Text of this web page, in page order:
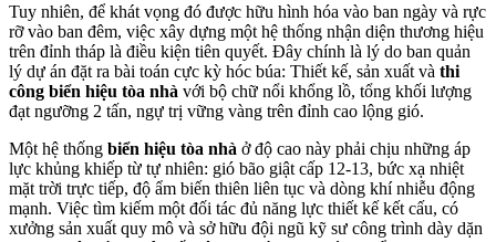
Tuy nhiên, để khát vọng đó được hữu hình hóa vào ban ngày và rực
rỡ vào ban đêm, việc xây dựng một hệ thống nhận diện thương hiệu
trên đỉnh tháp là điều kiện tiên quyết. Đây chính là lý do ban quản
lý dự án đặt ra bài toán cực kỳ hóc búa: Thiết kế, sản xuất và thi
công biển hiệu tòa nhà với bộ chữ nổi khổng lồ, tổng khối lượng
đạt ngưỡng 2 tấn, ngự trị vững vàng trên đỉnh cao lộng gió.
Một hệ thống biển hiệu tòa nhà ở độ cao này phải chịu những áp
lực khủng khiếp từ tự nhiên: gió bão giật cấp 12-13, bức xạ nhiệt
mặt trời trực tiếp, độ ẩm biến thiên liên tục và dòng khí nhiễu động
mạnh. Việc tìm kiếm một đối tác đủ năng lực thiết kế kết cấu, có
xưởng sản xuất quy mô và sở hữu đội ngũ kỹ sư công trình dày dặn